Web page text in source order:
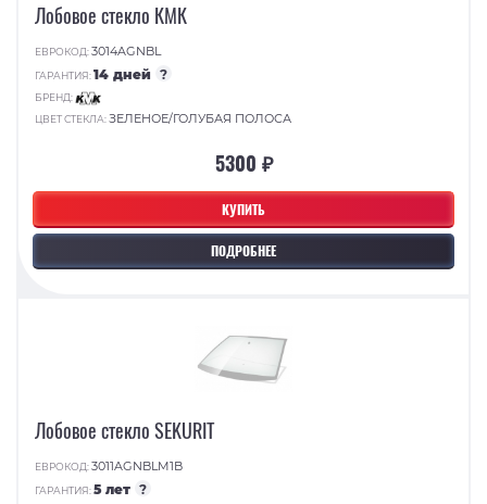
КУПИТЬ
ПОДРОБНЕЕ
Лобовое стекло КМК
ЕВРОКОД:3014AGNBL
ГАРАНТИЯ:14 дней ?
БРЕНД:
ЦВЕТ СТЕКЛА:ЗЕЛЕНОЕ/ГОЛУБАЯ ПОЛОСА
5300 ₽
Лобовое стекло SEKURIT
ЕВРОКОД:3011AGNBLM1B
ГАРАНТИЯ:5 лет ?